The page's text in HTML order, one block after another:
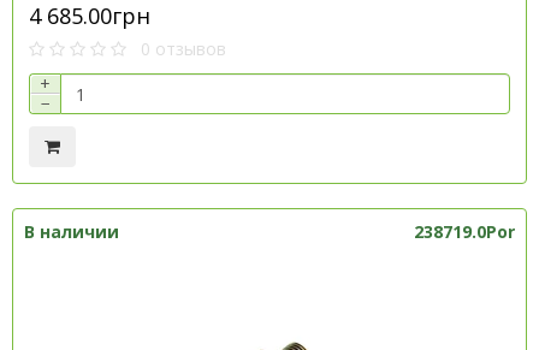
4 685.00грн
0 отзывов
+
−
В наличии 238719.0Por